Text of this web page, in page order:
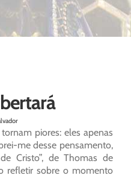
piores: eles apenas
me desse pensamento,
Cristo”, de Thomas de
refletir sobre o momento